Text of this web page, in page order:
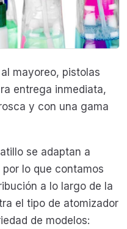
al mayoreo, pistolas
entrega inmediata,
y con una gama
se adaptan a
lo que contamos
a lo largo de la
el tipo de atomizador
de modelos: